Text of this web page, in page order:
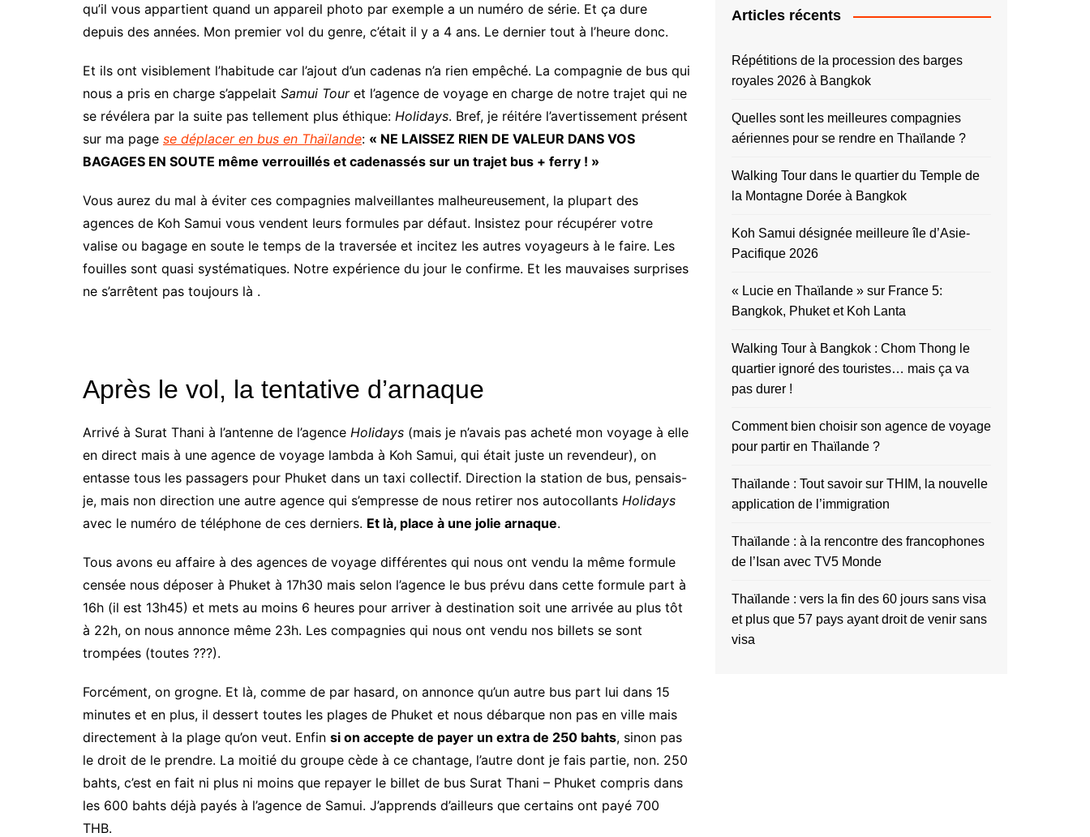
qu’il vous appartient quand un appareil photo par exemple a un numéro de série. Et ça dure
depuis des années. Mon premier vol du genre, c’était il y a 4 ans. Le dernier tout à l’heure donc.
Et ils ont visiblement l’habitude car l’ajout d’un cadenas n’a rien empêché. La compagnie de bus qui
nous a pris en charge s’appelait Samui Touret l’agence de voyage en charge de notre trajet qui ne
se révélera par la suite pas tellement plus éthique: Holidays. Bref, je réitére l’avertissement présent
sur ma page se déplacer en bus en Thaïlande: « NE LAISSEZ RIEN DE VALEUR DANS VOS
BAGAGES EN SOUTE même verrouillés et cadenassés sur un trajet bus + ferry ! »
Vous aurez du mal à éviter ces compagnies malveillantes malheureusement, la plupart des
agences de Koh Samui vous vendent leurs formules par défaut. Insistez pour récupérer votre
valise ou bagage en soute le temps de la traversée et incitez les autres voyageurs à le faire. Les
fouilles sont quasi systématiques. Notre expérience du jour le confirme. Et les mauvaises surprises
ne s’arrêtent pas toujours là .
Après le vol, la tentative d’arnaque
Arrivé à Surat Thani à l’antenne de l’agence Holidays (mais je n’avais pas acheté mon voyage à elle
en direct mais à une agence de voyage lambda à Koh Samui, qui était juste un revendeur), on
entasse tous les passagers pour Phuket dans un taxi collectif. Direction la station de bus, pensais-
je, mais non direction une autre agence qui s’empresse de nous retirer nos autocollants Holidays
avec le numéro de téléphone de ces derniers. Et là, place à une jolie arnaque.
Tous avons eu affaire à des agences de voyage différentes qui nous ont vendu la même formule
censée nous déposer à Phuket à 17h30 mais selon l’agence le bus prévu dans cette formule part à
16h (il est 13h45) et mets au moins 6 heures pour arriver à destination soit une arrivée au plus tôt
à 22h, on nous annonce même 23h. Les compagnies qui nous ont vendu nos billets se sont
trompées (toutes ???).
Forcément, on grogne. Et là, comme de par hasard, on annonce qu’un autre bus part lui dans 15
minutes et en plus, il dessert toutes les plages de Phuket et nous débarque non pas en ville mais
directement à la plage qu’on veut. Enfin si on accepte de payer un extra de 250 bahts, sinon pas
le droit de le prendre. La moitié du groupe cède à ce chantage, l’autre dont je fais partie, non. 250
bahts, c’est en fait ni plus ni moins que repayer le billet de bus Surat Thani – Phuket compris dans
les 600 bahts déjà payés à l’agence de Samui. J’apprends d’ailleurs que certains ont payé 700
THB.
Articles récents
Répétitions de la procession des barges
royales 2026 à Bangkok
Quelles sont les meilleures compagnies
aériennes pour se rendre en Thaïlande ?
Walking Tour dans le quartier du Temple de
la Montagne Dorée à Bangkok
Koh Samui désignée meilleure île d’Asie-
Pacifique 2026
« Lucie en Thaïlande » sur France 5:
Bangkok, Phuket et Koh Lanta
Walking Tour à Bangkok : Chom Thong le
quartier ignoré des touristes… mais ça va
pas durer !
Comment bien choisir son agence de voyage
pour partir en Thaïlande ?
Thaïlande : Tout savoir sur THIM, la nouvelle
application de l’immigration
Thaïlande : à la rencontre des francophones
de l’Isan avec TV5 Monde
Thaïlande : vers la fin des 60 jours sans visa
et plus que 57 pays ayant droit de venir sans
visa